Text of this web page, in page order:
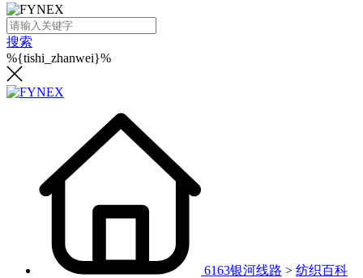
搜索
%{tishi_zhanwei}%
6163银河线路 > 纺织百科